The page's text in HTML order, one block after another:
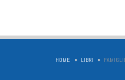
HOME LIBRI